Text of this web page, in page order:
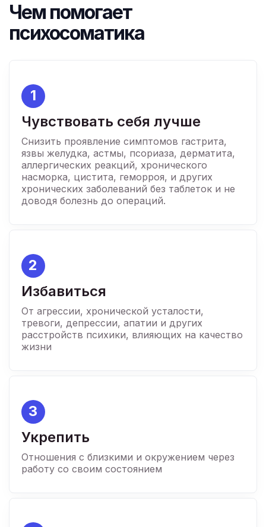
Чем помогает
психосоматика
1
Чувствовать себя лучше
Снизить проявление симптомов гастрита,
язвы желудка, астмы, псориаза, дерматита,
аллергических реакций, хронического
насморка, цистита, геморроя, и других
хронических заболеваний без таблеток и не
доводя болезнь до операций.
2
Избавиться
От агрессии, хронической усталости,
тревоги, депрессии, апатии и других
расстройств психики, влияющих на качество
жизни
3
Укрепить
Отношения с близкими и окружением через
работу со своим состоянием